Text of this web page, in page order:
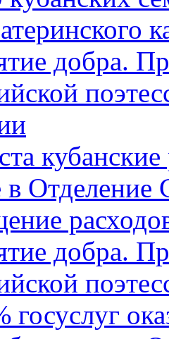
добра.
в
добра.
госуслуг